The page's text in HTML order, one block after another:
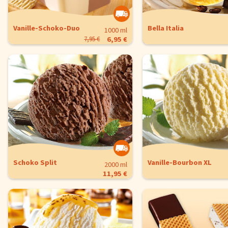
Vanille-Schoko-Duo
1000 ml
6,95 €
7,95 €
Bella Italia
Schoko Split
2000 ml
11,95 €
Vanille-Bourbon XL